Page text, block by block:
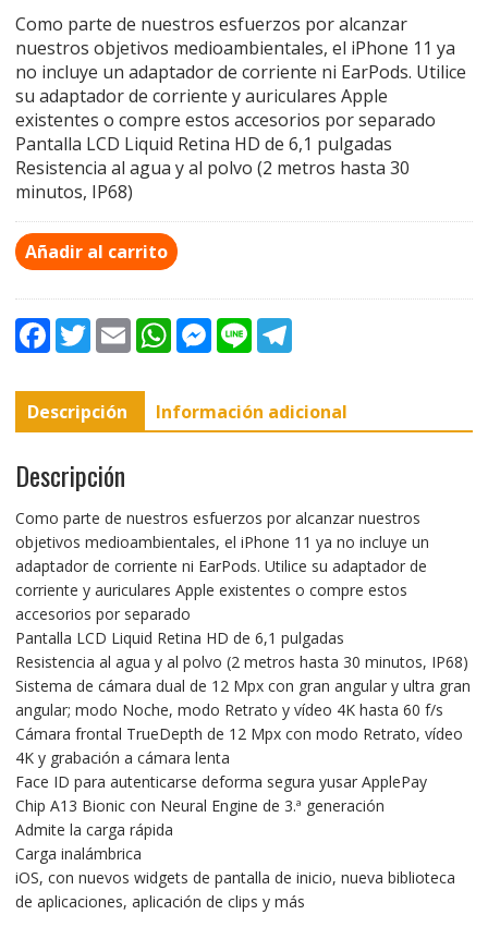
Como parte de nuestros esfuerzos por alcanzar
nuestros objetivos medioambientales, el iPhone 11 ya
no incluye un adaptador de corriente ni EarPods. Utilice
su adaptador de corriente y auriculares Apple
existentes o compre estos accesorios por separado
Pantalla LCD Liquid Retina HD de 6,1 pulgadas
Resistencia al agua y al polvo (2 metros hasta 30
minutos, IP68)
Añadir al carrito
F
a
b
o
o
T
w
t
e
r
E
m
l
W
h
A
p
M
e
n
g
L
i
T
e
r
a
Descripción Información adicional
Descripción
Como parte de nuestros esfuerzos por alcanzar nuestros
objetivos medioambientales, el iPhone 11 ya no incluye un
adaptador de corriente ni EarPods. Utilice su adaptador de
corriente y auriculares Apple existentes o compre estos
accesorios por separado
Pantalla LCD Liquid Retina HD de 6,1 pulgadas
Resistencia al agua y al polvo (2 metros hasta 30 minutos, IP68)
Sistema de cámara dual de 12 Mpx con gran angular y ultra gran
angular; modo Noche, modo Retrato y vídeo 4K hasta 60 f/s
Cámara frontal TrueDepth de 12 Mpx con modo Retrato, vídeo
4K y grabación a cámara lenta
Face ID para autenticarse deforma segura yusar ApplePay
Chip A13 Bionic con Neural Engine de 3.ª generación
Admite la carga rápida
Carga inalámbrica
iOS, con nuevos widgets de pantalla de inicio, nueva biblioteca
de aplicaciones, aplicación de clips y más